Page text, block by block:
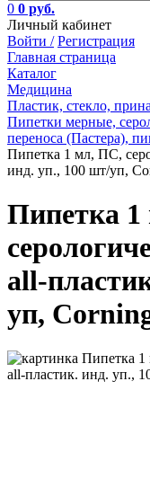
0 0 руб.
Личный кабинет
Войти / Регистрация
Главная страница
Каталог
Медицина
Пластик, стекло,
Пипетки мерные,
переноса (Пастера),
Пипетка 1 мл, ПС,
инд. уп., 100 шт/уп,
Пипетка
all-
уп,